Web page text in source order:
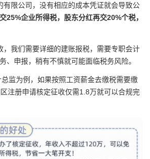
有限公司，没有相应的成本凭证就会导致公
交25%企业所得税，股东分红再交20%个税，
，我们需要详细的建账报税，需要专职会计
、申报，稍有不慎就可能面临税务风险。
监为例，如果按照工资薪金去缴税需要缴
注册申请核定征收仅需1.8万就可以合规完